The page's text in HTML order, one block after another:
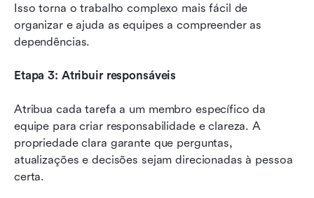
Isso torna o trabalho complexo mais fácil de
organizar e ajuda as equipes a compreender as
dependências.
Etapa 3: Atribuir responsáveis
Atribua cada tarefa a um membro específico da
equipe para criar responsabilidade e clareza. A
propriedade clara garante que perguntas,
atualizações e decisões sejam direcionadas à pessoa
certa.